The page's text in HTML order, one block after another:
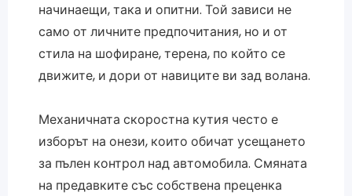
начинаещи, така и опитни. Той зависи не
само от личните предпочитания, но и от
стила на шофиране, терена, по който се
движите, и дори от навиците ви зад волана.
Механичната скоростна кутия често е
изборът на онези, които обичат усещането
за пълен контрол над автомобила. Смяната
на предавките със собствена преценка